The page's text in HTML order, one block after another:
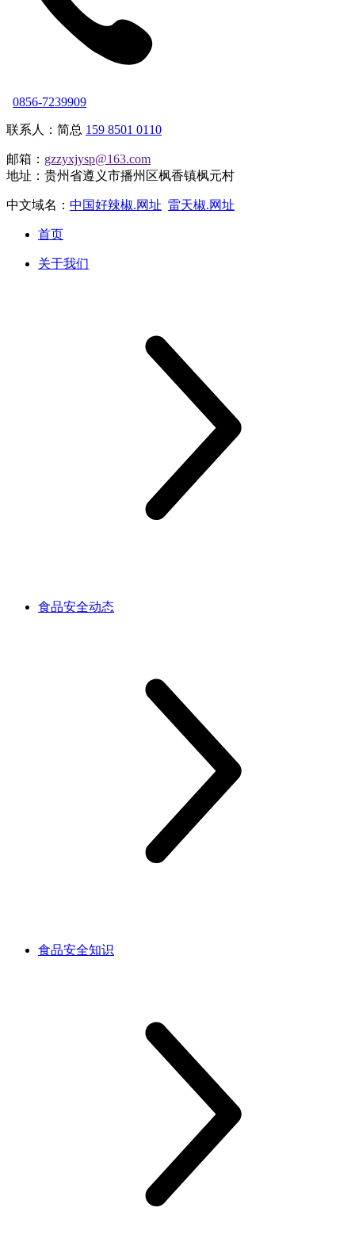
0856-7239909
联系人：简总 159 8501 0110
邮箱： gzzyxjysp@163.com
地址：贵州省遵义市播州区枫香镇枫元村
中文域名： 中国好辣椒.网址 雷天椒.网址
首页
关于我们
食品安全动态
食品安全知识